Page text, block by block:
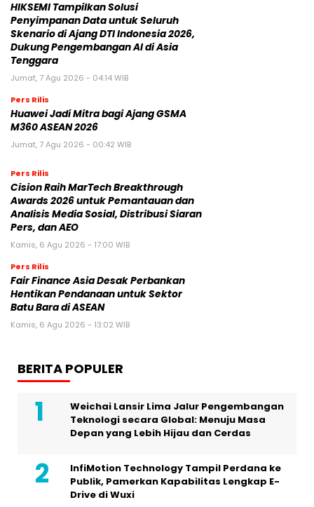
HIKSEMI Tampilkan Solusi
Penyimpanan Data untuk Seluruh
Skenario di Ajang DTI Indonesia 2026,
Dukung Pengembangan AI di Asia
Tenggara
Jumat, 7 Agu 2026 - 04:14 WIB
Pers Rilis
Huawei Jadi Mitra bagi Ajang GSMA
M360 ASEAN 2026
Jumat, 7 Agu 2026 - 00:42 WIB
Pers Rilis
Cision Raih MarTech Breakthrough
Awards 2026 untuk Pemantauan dan
Analisis Media Sosial, Distribusi Siaran
Pers, dan AEO
Kamis, 6 Agu 2026 - 17:00 WIB
Pers Rilis
Fair Finance Asia Desak Perbankan
Hentikan Pendanaan untuk Sektor
Batu Bara di ASEAN
Kamis, 6 Agu 2026 - 13:02 WIB
BERITA POPULER
Weichai Lansir Lima Jalur Pengembangan
Teknologi secara Global: Menuju Masa
Depan yang Lebih Hijau dan Cerdas
InfiMotion Technology Tampil Perdana ke
Publik, Pamerkan Kapabilitas Lengkap E-
Drive di Wuxi